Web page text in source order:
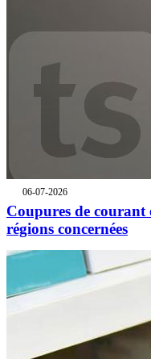
06-07-2026
Coupures de courant
régions concernées